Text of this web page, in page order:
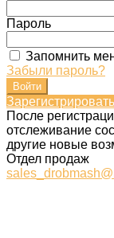
Пароль
Запомнить
Забыли пароль?
После
отслеживание
другие новые
Отдел продаж